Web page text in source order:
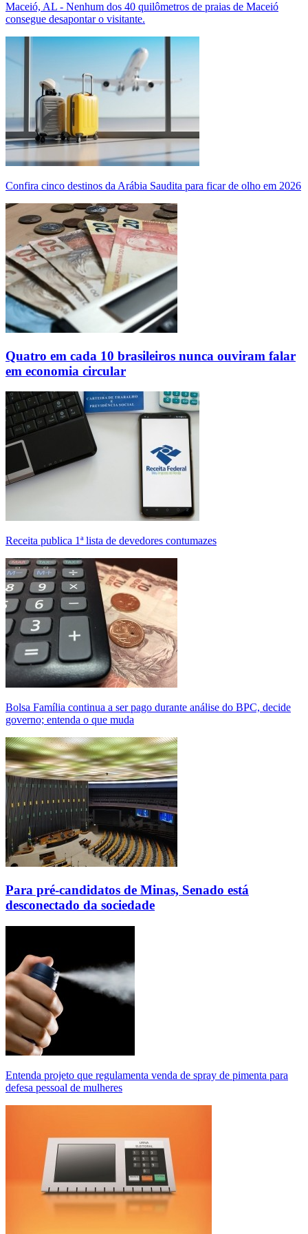
Maceió, AL - Nenhum dos 40 quilômetros de praias de Maceió
consegue desapontar o visitante.
Confira cinco destinos da Arábia Saudita para ficar de olho em 2026
Quatro em cada 10 brasileiros nunca ouviram falar
em economia circular
Receita publica 1ª lista de devedores contumazes
Bolsa Família continua a ser pago durante análise do BPC, decide
governo; entenda o que muda
Para pré-candidatos de Minas, Senado está
desconectado da sociedade
Entenda projeto que regulamenta venda de spray de pimenta para
defesa pessoal de mulheres